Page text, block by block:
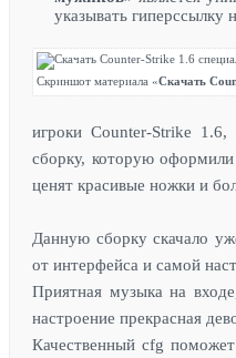
указывать гиперссылку
Скриншот материала «Скачать
игрокиCounter-Strike​ 1.6,
сборку, которую
ценят красивые ножки и
Данную сборку скачало
от интерфейса и самой
Приятная музыка на
настроение прекрасная
Качественный cfg